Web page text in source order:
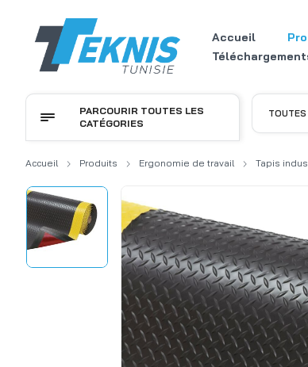
Accueil
TOUTES
PARCOURIR TOUTES LES
CATÉGORIES
Accueil Produits Ergonomie de travail Tapis